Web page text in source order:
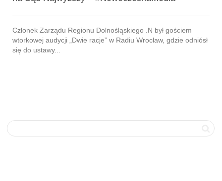
Członek Zarządu Regionu Dolnośląskiego .N był gościem
wtorkowej audycji „Dwie racje” w Radiu Wrocław, gdzie odniósł
się do ustawy...